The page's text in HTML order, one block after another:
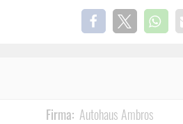
Firma: Autohaus Ambros